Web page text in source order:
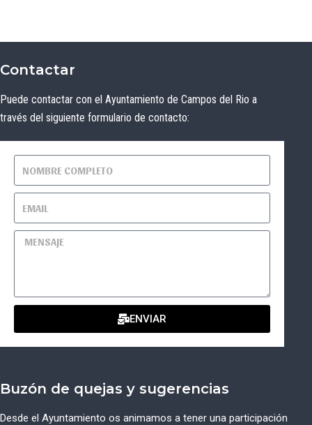
Contactar
Puede contactar con el Ayuntamiento de Campos del Rio a
través del siguiente formulario de contacto:
ENVIAR
Buzón de quejas y sugerencias
Desde el Ayuntamiento os animamos a tener una participación